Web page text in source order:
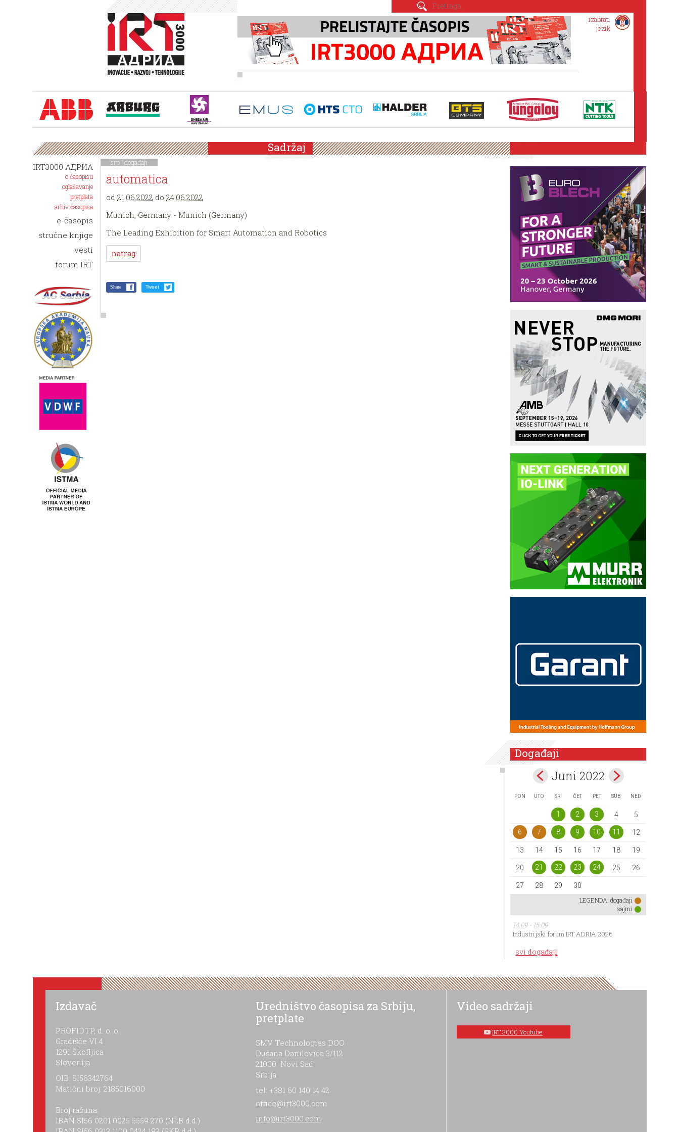
izabrati
jezik
IRT3000 АДРИА
o časopisu
oglašavanje
pretplata
arhiv časopisa
e-časopis
stručne knjige
vesti
forum IRT
Sadržaj
srp |događaji
automatica
od21.06.2022 do24.06.2022
Munich, Germany - Munich (Germany)
The Leading Exhibition for Smart Automation and Robotics
natrag
Share Tweet
Događaji
Juni 2022
PON UTO SRI ČET PET SUB NED
1 2 3 4 5
6 7 8 9 10 11 12
13 14 15 16 17 18 19
20 21 22 23 24 25 26
27 28 29
30
LEGENDA: događaji
sajmi
14.09 - 15.09
Industrijski forum IRT ADRIA 2026
svi događaji
Izdavač
PROFIDTP, d. o. o.
Gradišče VI 4
1291 Škofljica
Slovenija
OIB: SI56342764
Matični broj: 2185016000
Broj računa:
IBAN SI56 0201 0025 5559 270 (NLB d.d.)
Uredništvo časopisa za Srbiju,
pretplate
SMV Technologies DOO
Dušana Danilovića 3/112
21000 Novi Sad
Srbija
tel: +381 60 140 14 42
office@irt3000.com
info@irt3000.com
Video sadržaji
IRT 3000 Youtube